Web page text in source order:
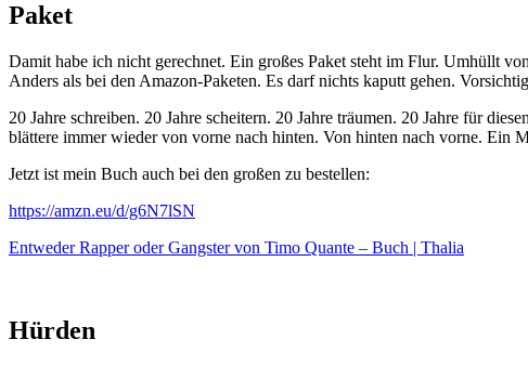
Paket
Damit habe ich nicht gerechnet. Ein großes Paket steht im Flur. Umhüllt
Anders als bei den Amazon-Paketen. Es darf nichts kaputt gehen.
20 Jahre schreiben. 20 Jahre scheitern. 20 Jahre träumen. 20 Jahre für
blättere immer wieder von vorne nach hinten. Von hinten nach vorne. Ein
Jetzt ist mein Buch auch bei den großen zu bestellen:
https://amzn.eu/d/g6N7lSN
Entweder Rapper oder Gangster von Timo Quante – Buch | Thalia
Hürden